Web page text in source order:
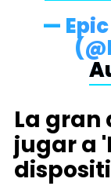
—
La gran
jugar a